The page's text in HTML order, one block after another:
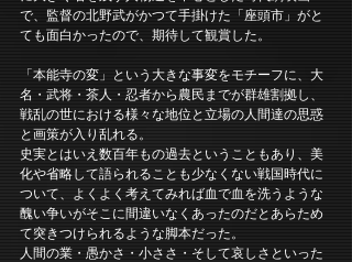
で、監督の北野武がかつて手掛けた「座頭市」がと
ても面白かったので、期待して観賞した。
「本能寺の変」という大きな事変をモチーフに、大
名・武将・茶人・忍者から農民までが群雄割拠し、
戦乱の世における様々な地位と立場の人間達の思惑
と画策が入り乱れる。
史実とはいえ数百年もの過去ということもあり、美
化や省略して語られることも少なくない戦国時代に
ついて、よくよく考えてみれば血で血を洗うような
醜い争いがそこに間違いなくあったのだとあらため
て突きつけられるような脚本だった。
人間の業・愚かさ・小ささ・そして哀しさといった